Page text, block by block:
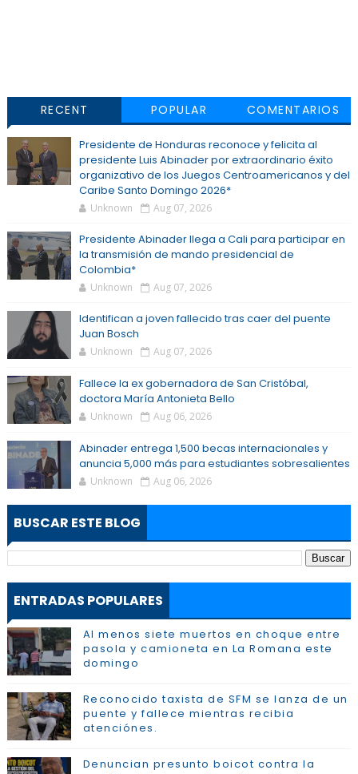
RECENT POPULAR COMENTARIOS
Presidente de Honduras reconoce y felicita al
presidente Luis Abinader por extraordinario éxito
organizativo de los Juegos Centroamericanos y del
Caribe Santo Domingo 2026*
Unknown Aug 07, 2026
Presidente Abinader llega a Cali para participar en
la transmisión de mando presidencial de
Colombia*
Unknown Aug 07, 2026
Identifican a joven fallecido tras caer del puente
Juan Bosch
Unknown Aug 07, 2026
Fallece la ex gobernadora de San Cristóbal,
doctora María Antonieta Bello
Unknown Aug 06, 2026
Abinader entrega 1,500 becas internacionales y
anuncia 5,000 más para estudiantes sobresalientes
Unknown Aug 06, 2026
BUSCAR ESTE BLOG
ENTRADAS POPULARES
Al menos siete muertos en choque entre
pasola y camioneta en La Romana este
domingo
Reconocido taxista de SFM se lanza de un
puente y fallece mientras recibia
atenciónes.
Denuncian presunto boicot contra la